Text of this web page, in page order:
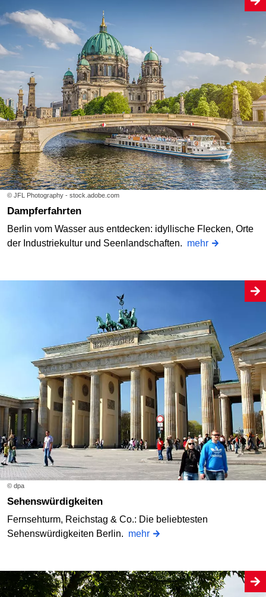
© JFL Photography - stock.adobe.com
Dampferfahrten
Berlin vom Wasser aus entdecken: idyllische Flecken, Orte
der Industriekultur und Seenlandschaften. mehr
© dpa
Sehenswürdigkeiten
Fernsehturm, Reichstag & Co.: Die beliebtesten
Sehenswürdigkeiten Berlin. mehr